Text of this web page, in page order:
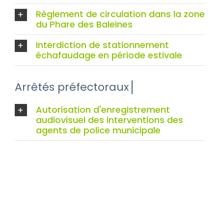
Règlement de circulation dans la zone
du Phare des Baleines
Interdiction de stationnement
échafaudage en période estivale
Autorisation d'enregistrement
audiovisuel des interventions des
agents de police municipale